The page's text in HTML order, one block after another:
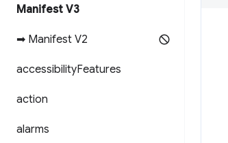
Manifest V3
➡ Manifest V2
accessibilityFeatures
action
alarms